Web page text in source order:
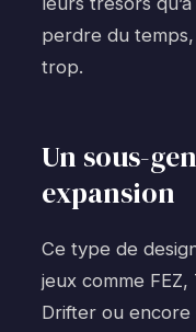
perdre du
trop.
Un sous-
expansion
Ce type de
jeux comme
Drifter ou encore